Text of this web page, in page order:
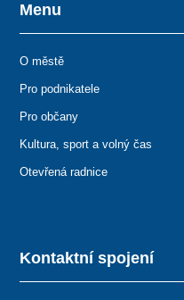
Kontaktní spojení
Menu
O městě
Pro podnikatele
Pro občany
Kultura, sport a volný čas
Otevřená radnice